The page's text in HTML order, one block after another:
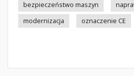
bezpieczeństwo maszyn
modernizacja
oznaczenie CE